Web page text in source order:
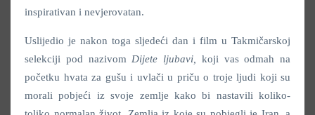
inspirativan i nevjerovatan.
Uslijedio je nakon toga sljedeći dan i film u Takmičarskoj
selekciji pod nazivom Dijete ljubavi, koji vas odmah na
početku hvata za gušu i uvlači u priču o troje ljudi koji su
morali pobjeći iz svoje zemlje kako bi nastavili koliko-